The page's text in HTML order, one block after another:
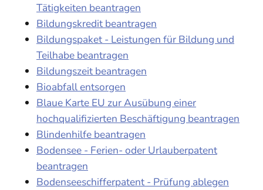
Tätigkeiten beantragen
Bildungskredit beantragen
Bildungspaket - Leistungen für Bildung und
Teilhabe beantragen
Bildungszeit beantragen
Bioabfall entsorgen
Blaue Karte EU zur Ausübung einer
hochqualifizierten Beschäftigung beantragen
Blindenhilfe beantragen
Bodensee - Ferien- oder Urlauberpatent
beantragen
Bodenseeschifferpatent - Prüfung ablegen